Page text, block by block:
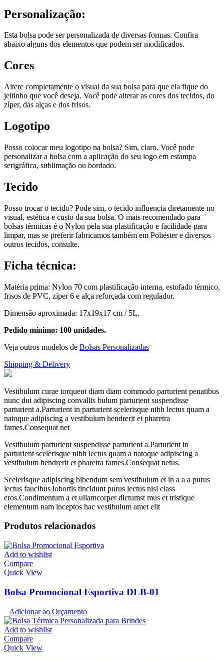
Personalização:
Esta bolsa pode ser personalizada de diversas formas. Confira
abaixo alguns dos elementos que podem ser modificados.
Cores
Altere completamente o visual da sua bolsa para que ela fique do
jeitinho que você deseja. Você pode alterar as cores dos tecidos, do
zíper, das alças e dos frisos.
Logotipo
Posso colocar meu logotipo na bolsa? Sim, claro. Você pode
personalizar a bolsa com a aplicação do seu logo em estampa
serigráfica, sublimação ou bordado.
Tecido
Posso trocar o tecido? Pode sim, o tecido influencia diretamente no
visual, estética e custo da sua bolsa. O mais recomendado para
bolsas térmicas é o Nylon pela sua plastificação e facilidade para
limpar, mas se preferir fabricamos também em Poliéster e diversos
outros tecidos, consulte.
Ficha técnica:
Matéria prima: Nylon 70 com plastificação interna, estofado térmico,
frisos de PVC, zíper 6 e alça reforçada com regulador.
Dimensão aproximada: 17x19x17 cm / 5L.
Pedido mínimo: 100 unidades.
Veja outros modelos de Bolsas Personalizadas
Shipping & Delivery
Vestibulum curae torquent diam diam commodo parturient penatibus
nunc dui adipiscing convallis bulum parturient suspendisse
parturient a.Parturient in parturient scelerisque nibh lectus quam a
natoque adipiscing a vestibulum hendrerit et pharetra
fames.Consequat net
Vestibulum parturient suspendisse parturient a.Parturient in
parturient scelerisque nibh lectus quam a natoque adipiscing a
vestibulum hendrerit et pharetra fames.Consequat netus.
Scelerisque adipiscing bibendum sem vestibulum et in a a a purus
lectus faucibus lobortis tincidunt purus lectus nisl class
eros.Condimentum a et ullamcorper dictumst mus et tristique
elementum nam inceptos hac vestibulum amet elit
Produtos relacionados
Add to wishlist
Compare
Quick View
Bolsa Promocional Esportiva DLB-01
Adicionar ao Orçamento
Add to wishlist
Compare
Quick View